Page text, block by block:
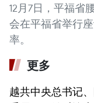
12月7日，平福省
会在平福省举行
率。
更多
越共中央总书记